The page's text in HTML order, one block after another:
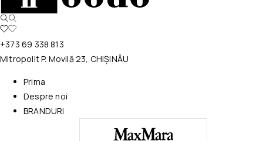
+373 69 338 813
Mitropolit P. Movilă 23, CHIȘINĂU
Prima
Despre noi
BRANDURI